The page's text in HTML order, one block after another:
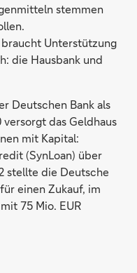
stemmen
Unterstützung
die Hausbank und
Deutschen Bank als
das Geldhaus
mit Kapital:
(SynLoan) über
stellte die Deutsche
einen Zukauf, im
75 Mio. EUR